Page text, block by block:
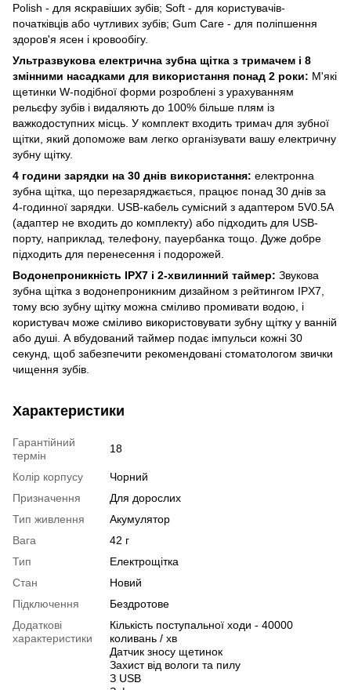
Polish - для яскравіших зубів; Soft - для користувачів-
початківців або чутливих зубів; Gum Care - для поліпшення
здоров'я ясен і кровообігу.
Ультразвукова електрична зубна щітка з тримачем і 8
змінними насадками для використання понад 2 роки: М'які
щетинки W-подібної форми розроблені з урахуванням
рельєфу зубів і видаляють до 100% більше плям із
важкодоступних місць. У комплект входить тримач для зубної
щітки, який допоможе вам легко організувати вашу електричну
зубну щітку.
4 години зарядки на 30 днів використання: електронна
зубна щітка, що перезаряджається, працює понад 30 днів за
4-годинної зарядки. USB-кабель сумісний з адаптером 5V0.5A
(адаптер не входить до комплекту) або підходить для USB-
порту, наприклад, телефону, пауербанка тощо. Дуже добре
підходить для перенесення і подорожей.
Водонепроникність IPX7 і 2-хвилинний таймер: Звукова
зубна щітка з водонепроникним дизайном з рейтингом IPX7,
тому всю зубну щітку можна сміливо промивати водою, і
користувач може сміливо використовувати зубну щітку у ванній
або душі. А вбудований таймер подає імпульси кожні 30
секунд, щоб забезпечити рекомендовані стоматологом звички
чищення зубів.
Характеристики
Гарантійний
термін
18
Колір корпусу
Чорний
Призначення
Для дорослих
Тип живлення
Акумулятор
Вага
42 г
Тип
Електрощітка
Стан
Новий
Підключення
Бездротове
Додаткові
характеристики
Кількість поступальної ходи - 40000
коливань / хв
Датчик зносу щетинок
Захист від вологи та пилу
З USB